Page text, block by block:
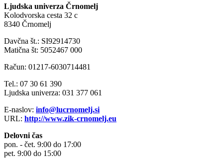
Ljudska univerza Črnomelj
Kolodvorska cesta 32 c
8340 Črnomelj
Davčna št.: SI92914730
Matična št: 5052467 000
Račun: 01217-6030714481
Tel.: 07 30 61 390
Ljudska univerza: 031 377 061
E-naslov: info@lucrnomelj.si
URL: http://www.zik-crnomelj.eu
Delovni čas
pon. - čet. 9:00 do 17:00
pet. 9:00 do 15:00